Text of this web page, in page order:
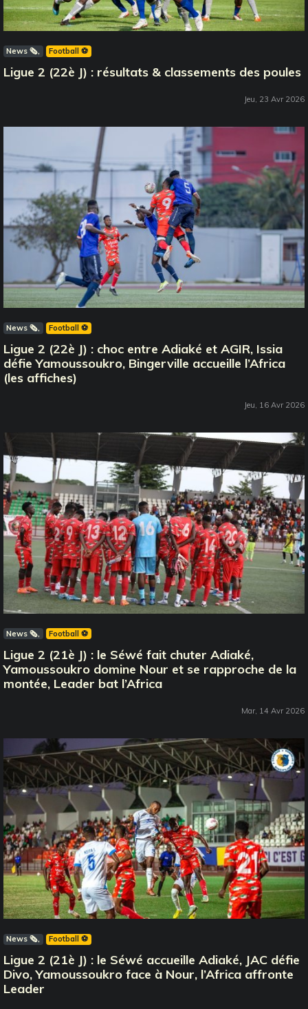
News 🗞️ Football ⚽️
Ligue 2 (22è J) : résultats & classements des poules
Jeu, 23 Avr 2026
News 🗞️ Football ⚽️
Ligue 2 (22è J) : choc entre Adiaké et AGIR, Issia
défie Yamoussoukro, Bingerville accueille l’Africa
(les affiches)
Jeu, 16 Avr 2026
News 🗞️ Football ⚽️
Ligue 2 (21è J) : le Séwé fait chuter Adiaké,
Yamoussoukro domine Nour et se rapproche de la
montée, Leader bat l’Africa
Mar, 14 Avr 2026
News 🗞️ Football ⚽️
Ligue 2 (21è J) : le Séwé accueille Adiaké, JAC défie
Divo, Yamoussoukro face à Nour, l’Africa affronte
Leader